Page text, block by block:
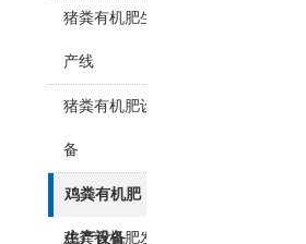
猪粪有机肥生
产线
猪粪有机肥设
备
鸡粪有机肥
生产设备
鸡粪有机肥发